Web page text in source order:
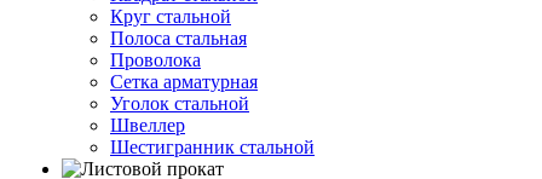
Круг стальной
Полоса стальная
Проволока
Сетка арматурная
Уголок стальной
Швеллер
Шестигранник стальной